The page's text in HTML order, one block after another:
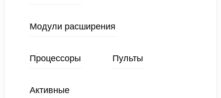
Модули расширения
Процессоры Пульты
Активные